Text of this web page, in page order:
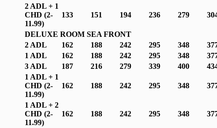
2 ADL + 1
CHD (2-
11.99)
133 151 194 236 279
DELUXE ROOM SEA FRONT
2 ADL
162 188 242 295 348
1 ADL
162 188 242 295 348
3 ADL
187 216 279 339 400
1 ADL + 1
CHD (2-
11.99)
162 188 242 295 348
1 ADL + 2
CHD (2-
11.99)
162 188 242 295 348